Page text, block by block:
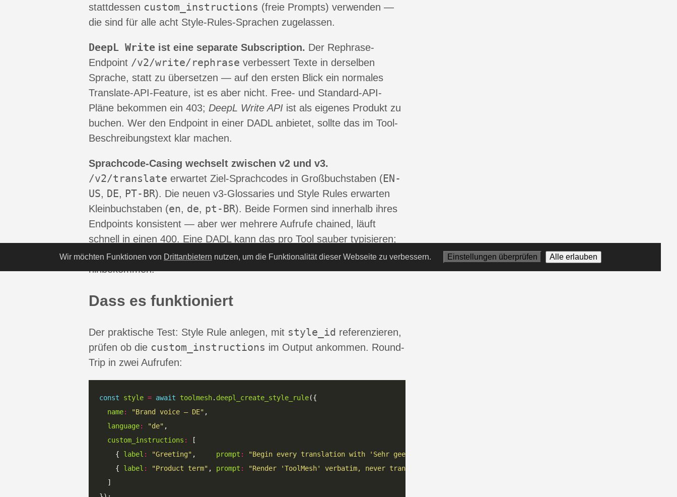
Wir möchten Funktionen von Drittanbietern nutzen, um die Funktionalität dieser Webseite zu verbessern. Einstellungen überprüfen Alle erlauben
stattdessen custom_instructions (freie Prompts) verwenden —
die sind für alle acht Style-Rules-Sprachen zugelassen.
DeepL Write ist eine separate Subscription. Der Rephrase-
Endpoint /v2/write/rephrase verbessert Texte in derselben
Sprache, statt zu übersetzen — auf den ersten Blick ein normales
Translate-API-Feature, ist es aber nicht. Free- und Standard-API-
Pläne bekommen ein 403; DeepL Write API ist als eigenes Produkt zu
buchen. Wer den Endpoint in einer DADL anbietet, sollte das im Tool-
Beschreibungstext klar machen.
Sprachcode-Casing wechselt zwischen v2 und v3.
/v2/translate erwartet Ziel-Sprachcodes in Großbuchstaben (EN-
US, DE, PT-BR). Die neuen v3-Glossaries und Style Rules erwarten
Kleinbuchstaben (en, de, pt-BR). Beide Formen sind innerhalb ihres
Endpoints konsistent — aber wer mehrere Aufrufe chained, läuft
schnell in einen 400. Eine DADL kann das pro Tool sauber typisieren;
ein hand-codierter Client muss es einmal pro Endpoint richtig
hinbekommen.
Dass es funktioniert
Der praktische Test: Style Rule anlegen, mit style_id referenzieren,
prüfen ob die custom_instructions im Output ankommen. Round-
Trip in zwei Aufrufen:
const style = await toolmesh. deepl_create_style_rule
name: "Brand voice — DE"
language: "de"
custom_instructions :
    {
label : "Greeting" , prompt : "Begin every translation with 'Sehr geehrte Damen und Herren'."
    {
label : "Product term" , prompt : "Render 'ToolMesh' verbatim, never translate."